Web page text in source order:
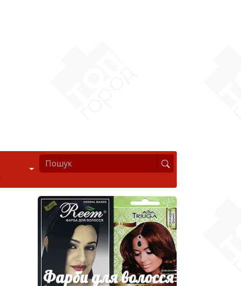
Стиль життя